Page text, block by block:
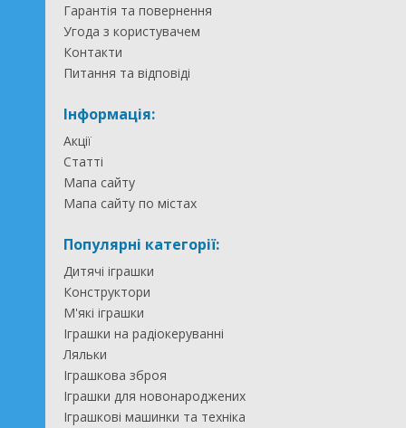
Гарантія та повернення
Угода з користувачем
Контакти
Питання та відповіді
Інформація:
Акції
Статті
Мапа сайту
Мапа сайту по містах
Популярні категорії:
Дитячі іграшки
Конструктори
М'які іграшки
Іграшки на радіокеруванні
Ляльки
Іграшкова зброя
Іграшки для новонароджених
Іграшкові машинки та техніка